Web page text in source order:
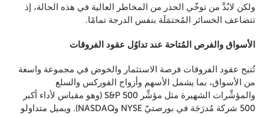
ولكن لابُدَّ من توخّي الحذر من المخاطر العالية في هذه الحالة، إذ
تتضاعف الخسائر المُحتمَلَة بنفس الدرجة تمامًا.
الأسواق والفرص المُتاحة عند تداوُل عقود الفروقات
تُتيح عقود الفروقات فرصة الاستثمار والخوض في مجموعة واسعة
من الأسواق، بما يشمل الأسهم وأزواج الفوركس والسلع
والمؤشِّرات الشهيرة مثل مؤشِّر S&P 500 (وهو مقياس لأداء أكبر
500 شركة مُدرَجَة في بورصتيّ NYSE وNASDAQ). ويميل متداولو